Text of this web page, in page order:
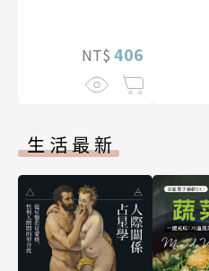
NT$ 406
生活最新